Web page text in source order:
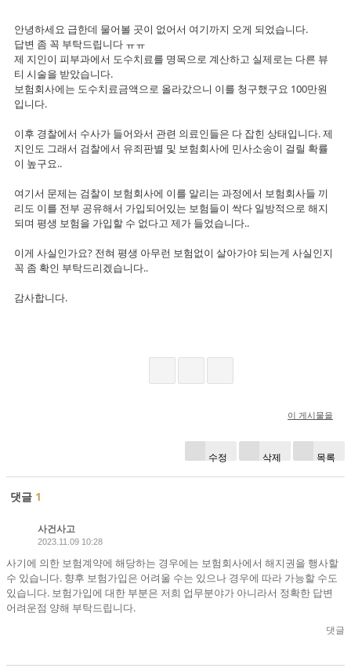
안녕하세요 급한데 물어볼 곳이 없어서 여기까지 오게 되었습니다.
답변 좀 꼭 부탁드립니다 ㅠㅠ
제 지인이 피부과에서 도수치료를 명목으로 계산하고 실제로는 다른 뷰
티 시술을 받았습니다.
보험회사에는 도수치료금액으로 올라갔으니 이를 청구했구요 100만원
입니다.
이후 경찰에서 수사가 들어와서 관련 의료인들은 다 잡힌 상태입니다. 제
지인도 그래서 검찰에서 유죄판별 및 보험회사에 민사소송이 걸릴 확률
이 높구요..
여기서 문제는 검찰이 보험회사에 이를 알리는 과정에서 보험회사들 끼
리도 이를 전부 공유해서 가입되어있는 보험들이 싹다 일방적으로 해지
되며 평생 보험을 가입할 수 없다고 제가 들었습니다..
이게 사실인가요? 전혀 평생 아무런 보험없이 살아가야 되는게 사실인지
꼭 좀 확인 부탁드리겠습니다..
감사합니다.
이 게시물을
수정 삭제 목록
댓글 1
사건사고
2023.11.09 10:28
사기에 의한 보험계약에 해당하는 경우에는 보험회사에서 해지권을 행사할
수 있습니다. 향후 보험가입은 어려울 수는 있으나 경우에 따라 가능할 수도
있습니다. 보험가입에 대한 부분은 저희 업무분야가 아니라서 정확한 답변
어려운점 양해 부탁드립니다.
댓글